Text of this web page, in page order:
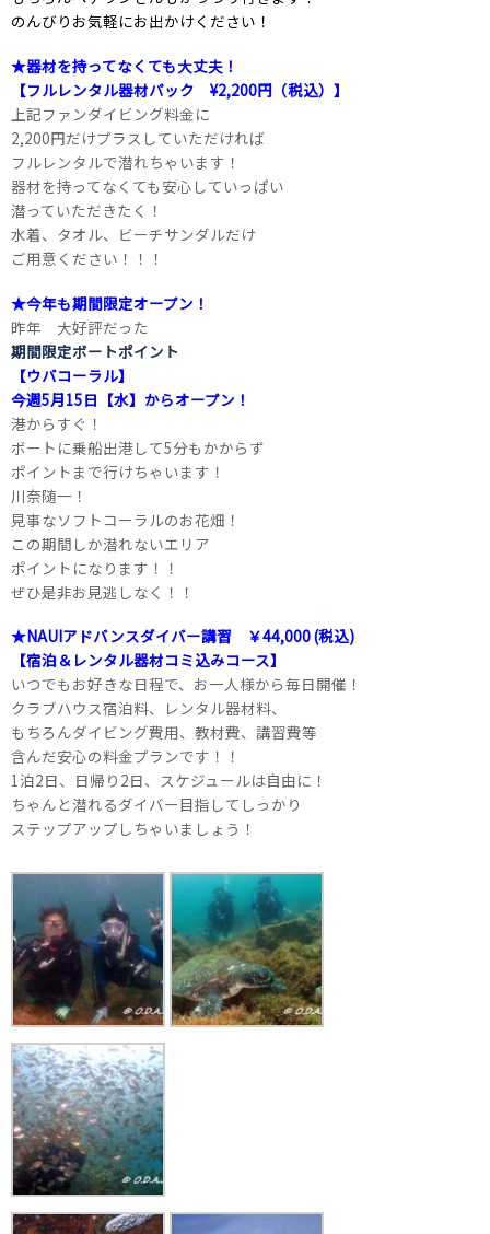
のんびりお気軽にお出かけください！
★器材を持ってなくても大丈夫！
【フルレンタル器材パック ¥2,200円（税込）】
上記ファンダイビング料金に
2,200円だけプラスしていただければ
フルレンタルで潜れちゃいます！
器材を持ってなくても安心していっぱい
潜っていただきたく！
水着、タオル、ビーチサンダルだけ
ご用意ください！！！
★今年も期間限定オープン！
昨年 大好評だった
期間限定ボートポイント
【ウバコーラル】
今週5月15日【水】からオープン！
港からすぐ！
ボートに乗船出港して5分もかからず
ポイントまで行けちゃいます！
川奈随一！
見事なソフトコーラルのお花畑！
この期間しか潜れないエリア
ポイントになります！！
ぜひ是非お見逃しなく！！
★NAUIアドバンスダイバー講習 ￥44,000 (税込)
【宿泊＆レンタル器材コミ込みコース】
いつでもお好きな日程で、お一人様から毎日開催！
クラブハウス宿泊料、レンタル器材料、
もちろんダイビング費用、教材費、講習費等
含んだ安心の料金プランです！！
1泊2日、日帰り2日、スケジュールは自由に！
ちゃんと潜れるダイバー目指してしっかり
ステップアップしちゃいましょう！